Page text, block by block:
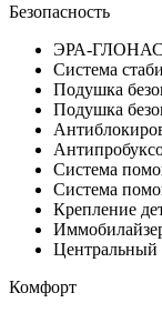
Безопасность
ЭРА-
Система
Подушка
Подушка
Система
Система
Крепление
Центральный
Комфорт